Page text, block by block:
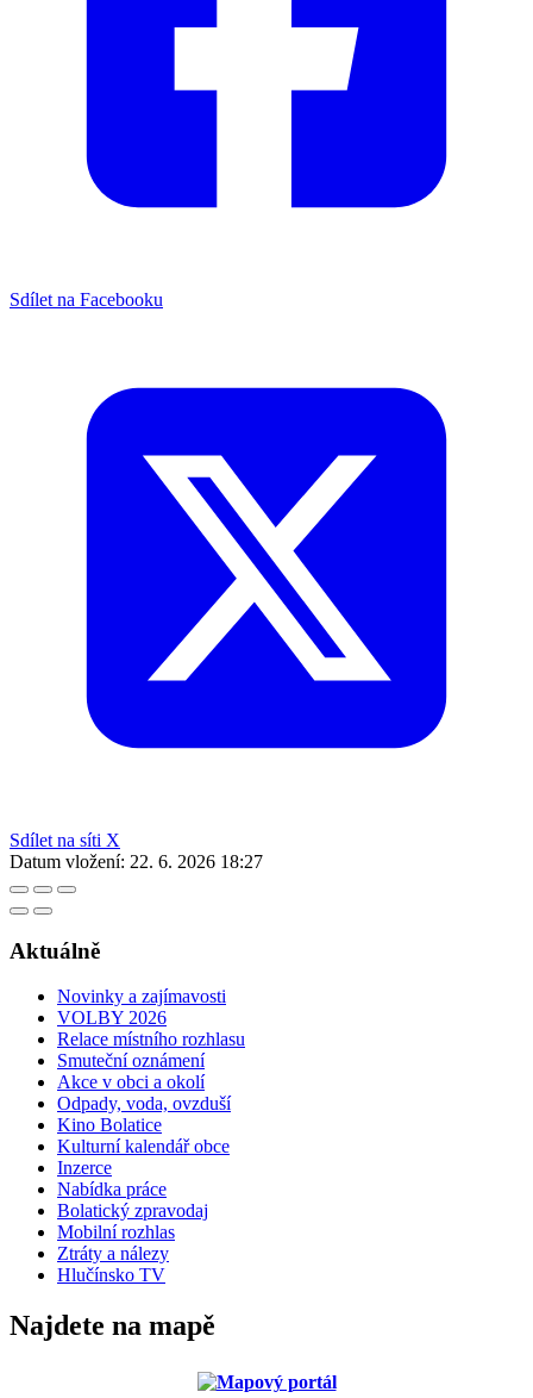
Sdílet na Facebooku
Sdílet na síti X
Datum vložení: 22. 6. 2026 18:27
Aktuálně
Novinky a zajímavosti
VOLBY 2026
Relace místního rozhlasu
Smuteční oznámení
Akce v obci a okolí
Odpady, voda, ovzduší
Kino Bolatice
Kulturní kalendář obce
Inzerce
Nabídka práce
Bolatický zpravodaj
Mobilní rozhlas
Ztráty a nálezy
Hlučínsko TV
Najdete na mapě